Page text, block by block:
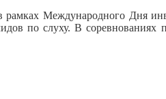
Международного Дня
по слуху. В соревнованиях